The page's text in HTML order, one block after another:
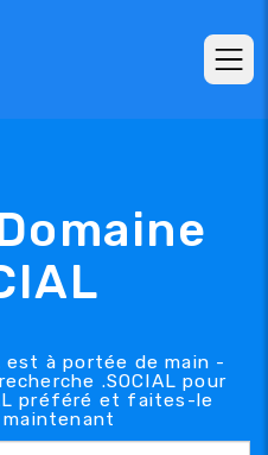
est à portée de main -
.SOCIAL pour
préféré et faites-le